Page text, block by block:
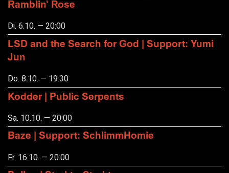
Ramblin' Rose
Di. 6.10. — 20:00
LSD and the Search for God | Support: Yumi
Jun
Do. 8.10. — 19:30
Kodder | Public Serpents
Sa. 10.10. — 20:00
Baze | Support: SchlimmHomie
Fr. 16.10. — 20:00